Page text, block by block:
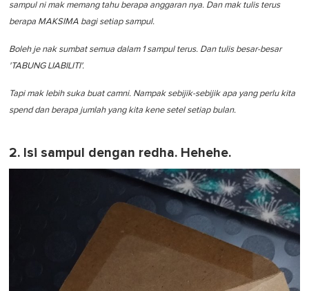
sampul ni mak memang tahu berapa anggaran nya. Dan mak tulis terus
berapa MAKSIMA bagi setiap sampul.
Boleh je nak sumbat semua dalam 1 sampul terus. Dan tulis besar-besar
'TABUNG LIABILITI'.
Tapi mak lebih suka buat camni. Nampak sebijik-sebijik apa yang perlu kita
spend dan berapa jumlah yang kita kene setel setiap bulan.
2. Isi sampul dengan redha. Hehehe.